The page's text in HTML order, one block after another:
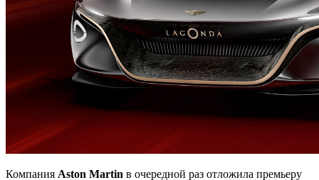
Компания Aston Martin в очередной раз отложила премьеру